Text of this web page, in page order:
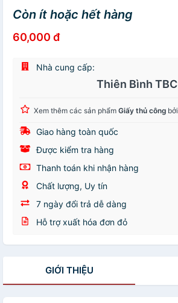
Còn ít hoặc hết hàng
60,000 đ
Nhà cung cấp:
Thiên Bình TBC
Xem thêm các sản phẩm Giấy thủ công bởi
Giao hàng toàn quốc
Được kiểm tra hàng
Thanh toán khi nhận hàng
Chất lượng, Uy tín
7 ngày đổi trả dễ dàng
Hỗ trợ xuất hóa đơn đỏ
GIỚI THIỆU